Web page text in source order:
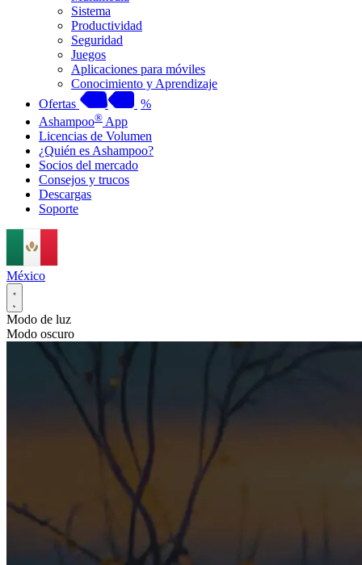
Sistema
Productividad
Seguridad
Juegos
Aplicaciones para móviles
Conocimiento y Aprendizaje
Ofertas
%
Ashampoo® App
Licencias de Volumen
¿Quién es Ashampoo?
Socios del mercado
Consejos y trucos
Descargas
Soporte
México
Modo de luz
Modo oscuro